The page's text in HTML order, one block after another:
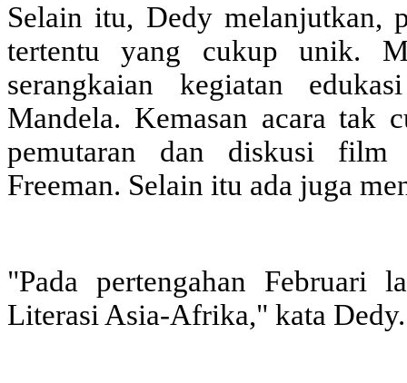
Selain itu, Dedy melanjutkan,
tertentu yang cukup unik.
serangkaian kegiatan
Mandela. Kemasan acara tak
pemutaran dan diskusi
Freeman. Selain itu ada juga
"Pada pertengahan Februari
Literasi Asia-Afrika," kata Dedy.